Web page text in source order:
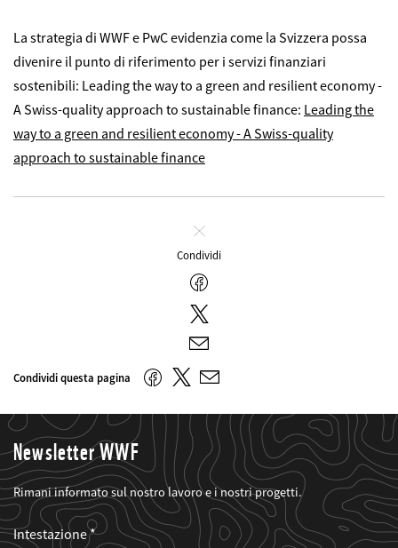
La strategia di WWF e PwC evidenzia come la Svizzera possa
divenire il punto di riferimento per i servizi finanziari
sostenibili: Leading the way to a green and resilient economy -
A Swiss-quality approach to sustainable finance: Leading the
way to a green and resilient economy - A Swiss-quality
approach to sustainable finance
Chiudi
Condividi
Facebook
Twitter
E-
mail
Condividi questa pagina FacebookTwitter
E-
Newsletter WWF
Rimani informato sul nostro lavoro e i nostri progetti.
Web2Case
Infofelder
Fieldset
anrede_name
Intestazione